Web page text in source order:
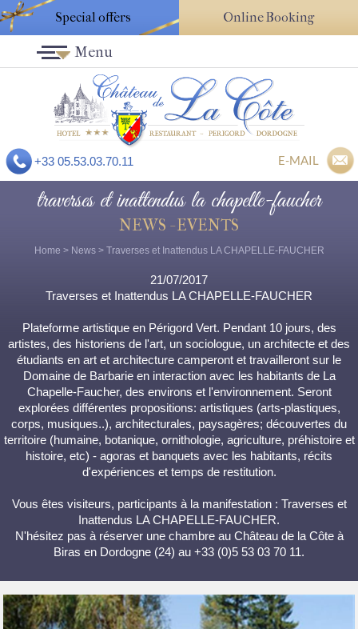
Special offers Online Booking
+33 05.53.03.70.11 E-MAIL
Menu
traverses et inattendus la chapelle-faucher
NEWS - EVENTS
Home > News> Traverses et Inattendus LA CHAPELLE-FAUCHER
21/07/2017
Traverses et Inattendus LA CHAPELLE-FAUCHER
Plateforme artistique en Périgord Vert. Pendant 10 jours, des
artistes, des historiens de l'art, un sociologue, un architecte et des
étudiants en art et architecture camperont et travailleront sur le
Domaine de Barbarie en interaction avec les habitants de La
Chapelle-Faucher, des environs et l'environnement. Seront
explorées différentes propositions: artistiques (arts-plastiques,
corps, musiques..), architecturales, paysagères; découvertes du
territoire (humaine, botanique, ornithologie, agriculture, préhistoire et
histoire, etc) - agoras et banquets avec les habitants, récits
d'expériences et temps de restitution.
Vous êtes visiteurs, participants à la manifestation : Traverses et
Inattendus LA CHAPELLE-FAUCHER.
N'hésitez pas à réserver une chambre au Château de la Côte à
Biras en Dordogne (24) au +33 (0)5 53 03 70 11.